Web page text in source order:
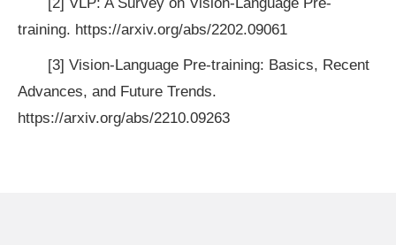
training. https://arxiv.org/abs/2202.09061
[3] Vision-Language Pre-training: Basics, Recent
Advances, and Future Trends.
https://arxiv.org/abs/2210.09263